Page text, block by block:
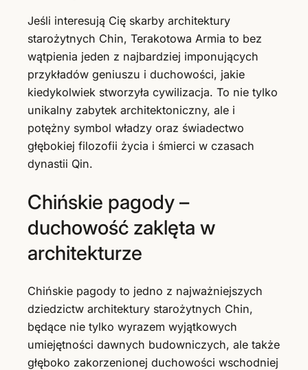
Jeśli interesują Cię skarby architektury
starożytnych Chin, Terakotowa Armia to bez
wątpienia jeden z najbardziej imponujących
przykładów geniuszu i duchowości, jakie
kiedykolwiek stworzyła cywilizacja. To nie tylko
unikalny zabytek architektoniczny, ale i
potężny symbol władzy oraz świadectwo
głębokiej filozofii życia i śmierci w czasach
dynastii Qin.
Chińskie pagody –
duchowość zaklęta w
architekturze
Chińskie pagody to jedno z najważniejszych
dziedzictw architektury starożytnych Chin,
będące nie tylko wyrazem wyjątkowych
umiejętności dawnych budowniczych, ale także
głęboko zakorzenionej duchowości wschodniej